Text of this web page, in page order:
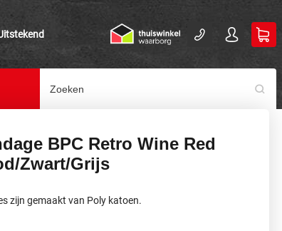
BPC Retro Wine Red
Zwart/Grijs
zijn gemaakt van Poly katoen.